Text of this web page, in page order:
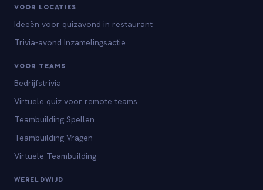
VOOR LOCATIES
Ideeën voor quizavond in restaurant
Trivia-avond Inzamelingsactie
VOOR TEAMS
Bedrijfstrivia
Virtuele quiz voor remote teams
Teambuilding Spellen
Teambuilding Vragen
Virtuele Teambuilding
WERELDWIJD